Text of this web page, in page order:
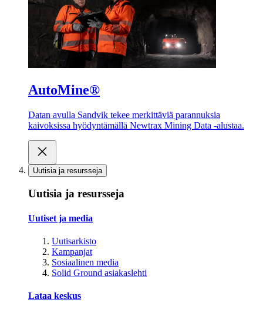
AutoMine®
Datan avulla Sandvik tekee merkittäviä parannuksia
kaivoksissa hyödyntämällä Newtrax Mining Data -alustaa.
Uutisia ja resursseja
Uutisia ja resursseja
Uutiset ja media
Uutisarkisto
Kampanjat
Sosiaalinen media
Solid Ground asiakaslehti
Lataa keskus